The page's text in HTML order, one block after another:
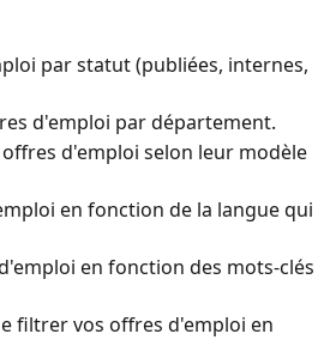
par statut (publiées, internes,
d'emploi par département.
d'emploi selon leur modèle
en fonction de la langue qui
en fonction des mots-clés
filtrer vos offres d'emploi en